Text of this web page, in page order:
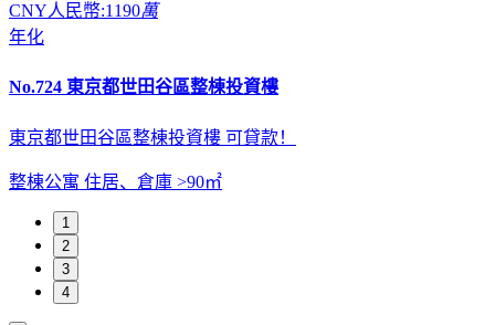
CNY人民幣:1190萬
年化
No.724 東京都世田谷區整棟投資樓
東京都世田谷區整棟投資樓 可貸款！
整棟公寓 住居、倉庫 >90㎡
1
2
3
4